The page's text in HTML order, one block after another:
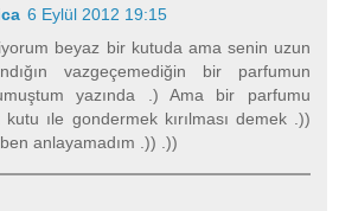
6 Eylül 2012 19:15
beyaz bir kutuda ama senin uzun
vazgeçemediğin bir parfumun
yazında .) Ama bir parfumu
ıle gondermek kırılması demek .))
ben anlayamadım .)) .))